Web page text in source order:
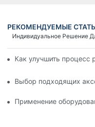
РЕКОМЕНДУЕМЫЕ
Индивидуальное Решение
Как улучшить
Выбор подходящих
Применение